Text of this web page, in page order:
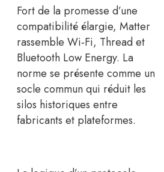
Fort de la promesse d’une
compatibilité élargie, Matter
rassemble Wi‑Fi, Thread et
Bluetooth Low Energy. La
norme se présente comme un
socle commun qui réduit les
silos historiques entre
fabricants et plateformes.